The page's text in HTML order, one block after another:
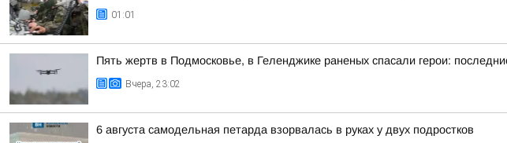
01:01
Пять жертв в Подмосковье, в Геленджике раненых спасали герои:
Вчера, 23:02
6 августа самодельная петарда взорвалась в руках у двух подростков